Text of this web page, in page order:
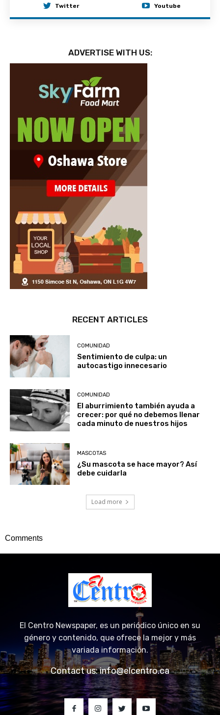
Twitter Youtube
ADVERTISE WITH US:
RECENT ARTICLES
autocastigo innecesario
El aburrimiento también ayuda a
crecer: por qué no debemos llenar
cada minuto de nuestros hijos
debe cuidarla
Load more
El Centro Newspaper, es un periódico único en su
género y contenido, que ofrece la mejor y más
variada información.
Contact us:info@elcentro.ca